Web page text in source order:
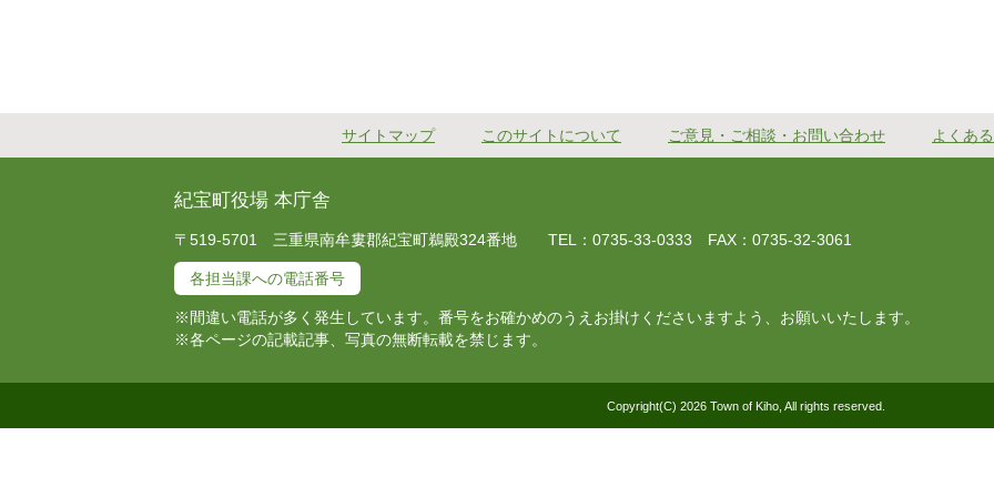
サイトマップ このサイトについて ご意見・ご相談・お問い合わせ よくあ
紀宝町役場 本庁舎
〒519-5701 三重県南牟婁郡紀宝町鵜殿324番地 TEL：0735-33-0333 FAX：0735-32-3061
各担当課への電話番号
※間違い電話が多く発生しています。番号をお確かめのうえお掛けくださいますよう、お願いいたします。
※各ページの記載記事、写真の無断転載を禁じます。
Copyright(C) 2026 Town of Kiho, All rights reserved.